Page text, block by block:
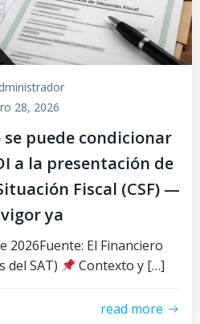
28, 2026
se puede condicionar
a la presentación de
Fiscal (CSF) —
vigor ya
2026Fuente: El Financiero
del SAT)
Contexto y […]
read more